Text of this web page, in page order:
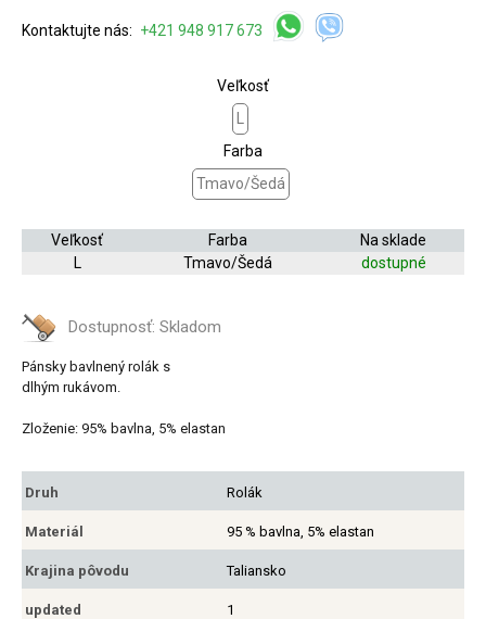
Kontaktujte nás: +421 948 917 673
Veľkosť
L
Farba
Tmavo/Šedá
Veľkosť Farba
Na sklade
L
Tmavo/Šedá dostupné
Dostupnosť: Skladom
Pánsky bavlnený rolák s
dlhým rukávom.
Zloženie: 95% bavlna, 5% elastan
Druh Rolák
Materiál 95 % bavlna, 5% elastan
Krajina pôvodu Taliansko
updated 1